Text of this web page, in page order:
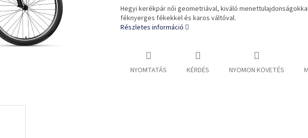
Hegyi kerékpár női geometriával, kiváló
féknyerges fékekkel és karos váltóval.
Részletes információ
NYOMTATÁS KÉRDÉS NYOMON KÖVETÉS